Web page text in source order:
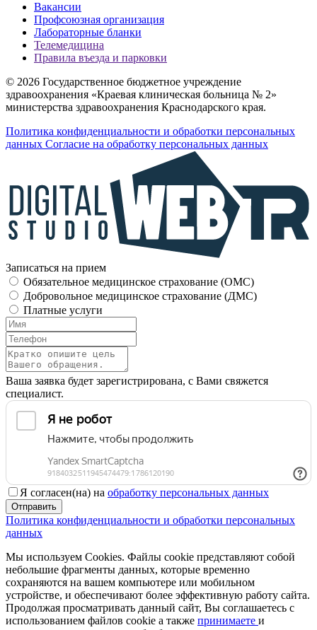
Вакансии
Профсоюзная организация
Лабораторные бланки
Телемедицина
Правила въезда и парковки
© 2026 Государственное бюджетное учреждение
здравоохранения «Краевая клиническая больница № 2»
министерства здравоохранения Краснодарского края.
Политика конфиденциальности и обработки персональных
данных Согласие на обработку персональных данных
Записаться на прием
Обязательное медицинское страхование (OMC)
Добровольное медицинское страхование (ДМС)
Платные услуги
Ваша заявка будет зарегистрирована, с Вами свяжется
специалист.
Я согласен(на) на обработку персональных данных
Отправить
Политика конфиденциальности и обработки персональных
данных
Мы используем Cookies. Файлы cookie представляют собой
небольшие фрагменты данных, которые временно
сохраняются на вашем компьютере или мобильном
устройстве, и обеспечивают более эффективную работу сайта.
Продолжая просматривать данный сайт, Вы соглашаетесь с
использованием файлов cookie а также принимаете и